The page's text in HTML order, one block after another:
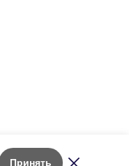
Принять